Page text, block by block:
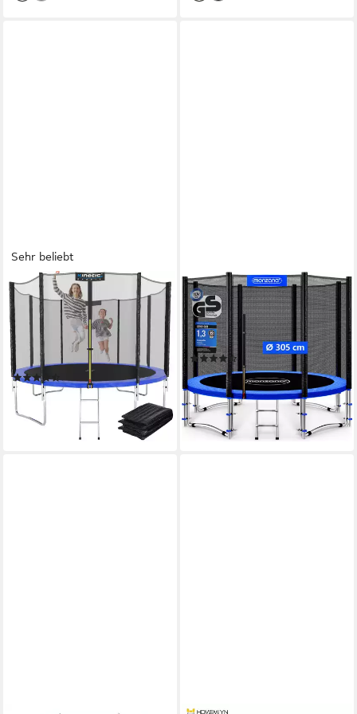
Sehr beliebt
KINETIC SPORTS
Gartentrampolin SALTO
PLUS, Ø 183 cm, Komplett-
Set mit Leiter, Regenplane,
Einstiegsleiter
ab 89,99 €
lieferbar - in 4-5 Werktagen bei dir
MONZANA
Gartentrampolin, Ø 305 cm, Ø
183 / 244 / 305 / 366 / 427
cm Komplettset TÜV SÜD GS
(50)
ab 189,95 €
lieferbar - in 3-4 Werktagen bei dir